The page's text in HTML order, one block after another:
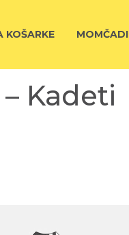
KOŠARKE MOMČADI
Kadeti